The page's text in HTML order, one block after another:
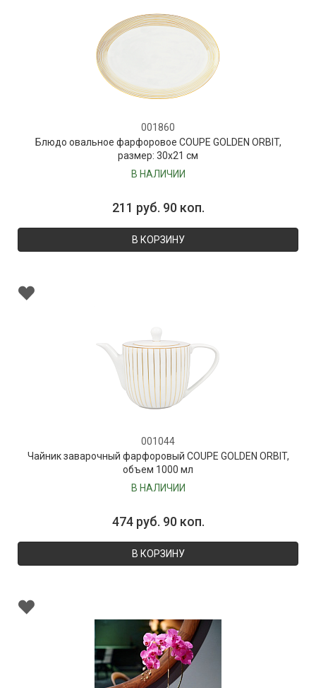
001860
Блюдо овальное фарфоровое COUPE GOLDEN ORBIT,
размер: 30х21 см
В НАЛИЧИИ
211 руб. 90 коп.
В КОРЗИНУ
001044
Чайник заварочный фарфоровый COUPE GOLDEN ORBIT,
объем 1000 мл
В НАЛИЧИИ
474 руб. 90 коп.
В КОРЗИНУ